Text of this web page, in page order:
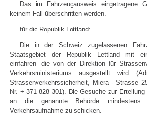
Das im Fahrzeugausweis eingetragene
keinem Fall ūberschritten werden.
fūr die Republik Lettland:
Die in der Schweiz zugelassenen
Staatsgebiet der Republik Lettland mit
einfahren, die von der Direktion fūr
Verkehrsministeriums ausgestellt wird
Strassenverkehrssicherheit, Miera - Strasse
Nr. + 371 828 301). Die Gesuche zur Erteilung
an die genannte Behörde
Verkehrsaufnahme zu schicken.